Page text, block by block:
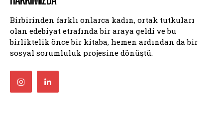
Birbirinden farklı onlarca kadın, ortak tutkuları
olan edebiyat etrafında bir araya geldi ve bu
birliktelik önce bir kitaba, hemen ardından da bir
sosyal sorumluluk projesine dönüştü.